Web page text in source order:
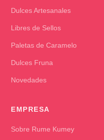
Dulces Artesanales
Libres de Sellos
Paletas de Caramelo
Dulces Fruna
Novedades
EMPRESA
Sobre Rume Kumey